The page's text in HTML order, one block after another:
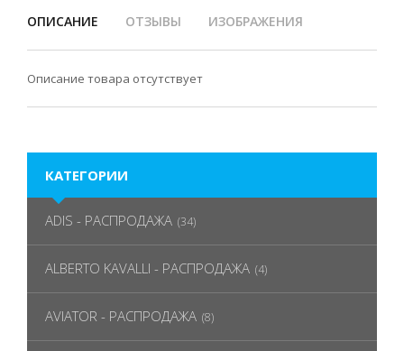
ОПИСАНИЕ ОТЗЫВЫ ИЗОБРАЖЕНИЯ
Описание товара отсутствует
КАТЕГОРИИ
ADIS - РАСПРОДАЖА (34)
ALBERTO KAVALLI - РАСПРОДАЖА (4)
AVIATOR - РАСПРОДАЖА (8)